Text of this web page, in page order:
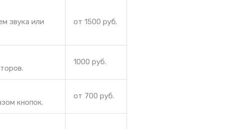
звука или
от 1500 руб.
1000 руб.
кнопок.
от 700 руб.